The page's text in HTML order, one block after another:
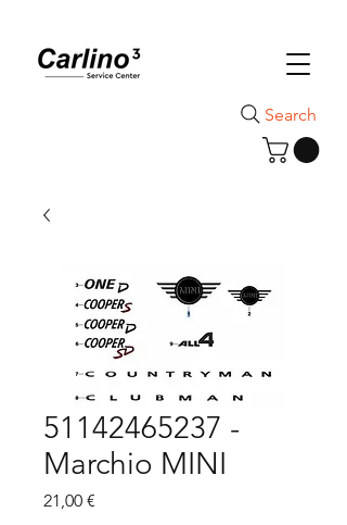
Search
51142465237 -
Marchio MINI
21,00 €